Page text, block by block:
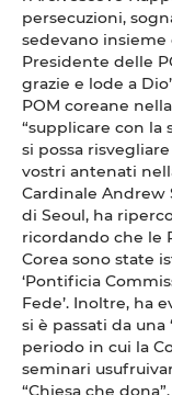
persecuzioni,
sedevano insieme
Presidente delle
grazie e lode a
POM coreane
“supplicare con
si possa
vostri antenati
Cardinale Andrew
di Seoul, ha
ricordando che le
Corea sono state
‘Pontificia
Fede’. Inoltre, ha
si è passati da una
periodo in cui la
seminari
“Chiesa che